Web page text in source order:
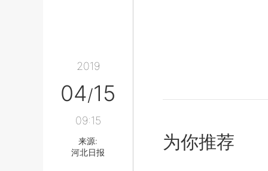
2019
04/15
09:15
来源:
河北日报
为你推荐